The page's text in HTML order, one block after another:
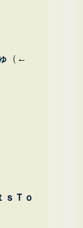
（←
ｓＴｏ